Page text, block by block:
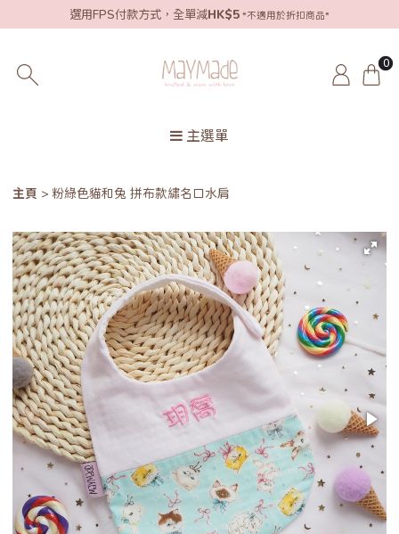
選用FPS付款方式，全單減HK$5 *不適用於折扣商品*
0
主選單
主頁 粉綠色貓和兔 拼布款繡名口水肩